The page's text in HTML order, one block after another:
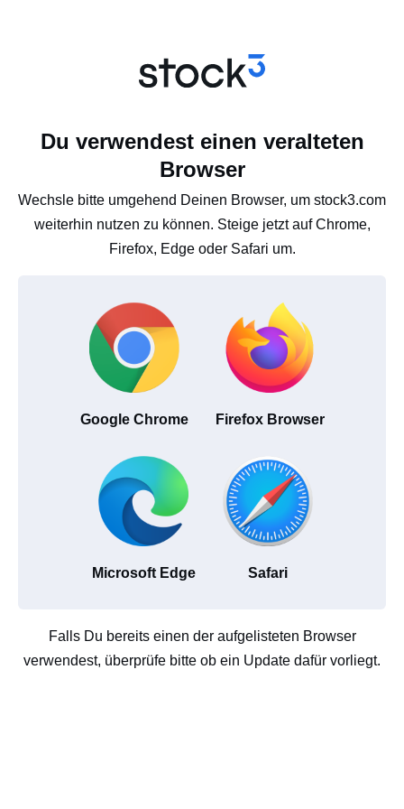
Du verwendest einen veralteten
Browser
Wechsle bitte umgehend Deinen Browser, um stock3.com
weiterhin nutzen zu können. Steige jetzt auf Chrome,
Firefox, Edge oder Safari um.
Google Chrome Firefox Browser
Microsoft Edge Safari
Falls Du bereits einen der aufgelisteten Browser
verwendest, überprüfe bitte ob ein Update dafür vorliegt.